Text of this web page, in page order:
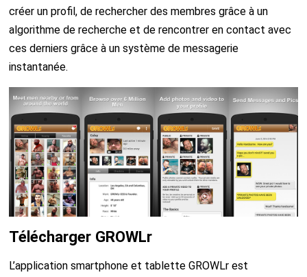
créer un profil, de rechercher des membres grâce à un
algorithme de recherche et de rencontrer en contact avec
ces derniers grâce à un système de messagerie
instantanée.
Télécharger GROWLr
L’application smartphone et tablette GROWLr est